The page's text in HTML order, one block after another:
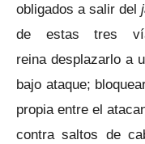
obligados a salir del
de estas tres
reina desplazarlo a
bajo ataque;
propia entre el
contra saltos de